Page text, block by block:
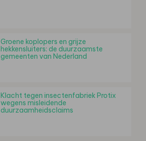
Groene koplopers en grijze
hekkensluiters: de duurzaamste
gemeenten van Nederland
Klacht tegen insectenfabriek Protix
wegens misleidende
duurzaamheidsclaims